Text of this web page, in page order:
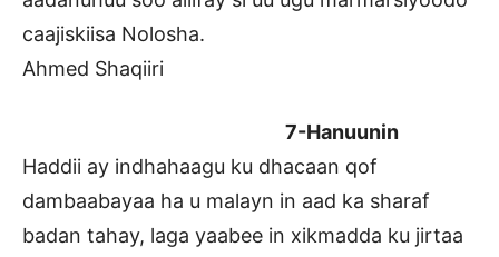
caajiskiisa Nolosha.
Ahmed Shaqiiri
7-Hanuunin
Haddii ay indhahaagu ku dhacaan qof
dambaabayaa ha u malayn in aad ka sharaf
badan tahay, laga yaabee in xikmadda ku jirtaa